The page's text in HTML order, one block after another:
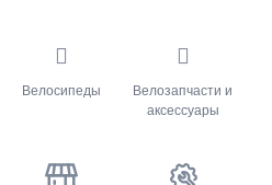
Велосипеды
Велозапчасти и
аксессуары